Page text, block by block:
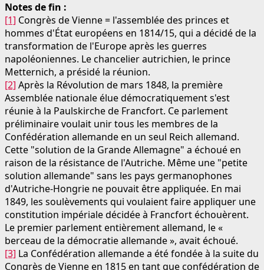
Notes de fin :
[1] Congrès de Vienne = l'assemblée des princes et
hommes d'État européens en 1814/15, qui a décidé de la
transformation de l'Europe après les guerres
napoléoniennes. Le chancelier autrichien, le prince
Metternich, a présidé la réunion.
[2] Après la Révolution de mars 1848, la première
Assemblée nationale élue démocratiquement s'est
réunie à la Paulskirche de Francfort. Ce parlement
préliminaire voulait unir tous les membres de la
Confédération allemande en un seul Reich allemand.
Cette "solution de la Grande Allemagne" a échoué en
raison de la résistance de l'Autriche. Même une "petite
solution allemande" sans les pays germanophones
d'Autriche-Hongrie ne pouvait être appliquée. En mai
1849, les soulèvements qui voulaient faire appliquer une
constitution impériale décidée à Francfort échouèrent.
Le premier parlement entièrement allemand, le «
berceau de la démocratie allemande », avait échoué.
[3] La Confédération allemande a été fondée à la suite du
Congrès de Vienne en 1815 en tant que confédération de